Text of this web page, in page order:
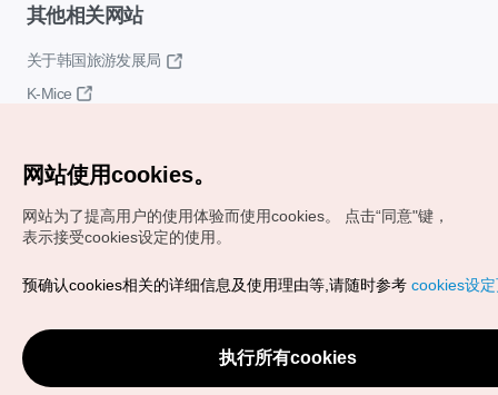
其他相关网站
关于韩国旅游发展局
K-Mice
Copyrights (c) 韩国旅游发展局版权所有
VISITKOREA官方邮箱
chnsim@knto.or.kr
网站使用cookies。
网站为了提高用户的使用体验而使用cookies。
点击“同意"键，
表示接受cookies设定的使用。
预确认cookies相关的详细信息及使用理由等,请随时参考 cookies设
执行所有cookies